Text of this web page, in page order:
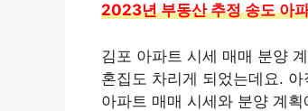
2023년 부동산 추정 송도 아
김포 아파트 시세 매매 분양
혼집도 차리게 되었는데요.
아파트 매매 시세와 분양 계